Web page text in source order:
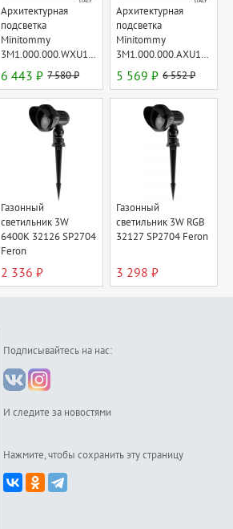
Архитектурная
подсветка
Minitommy
3M1.000.000.WXU1L
Fumagalli
6 443 ₽ 7 580 ₽
Архитектурная
подсветка
Minitommy
3M1.000.000.AXU1L
Fumagalli
5 569 ₽ 6 552 ₽
Газонный
светильник 3W
6400К 32126 SP2704
Feron
2 336 ₽
Газонный
светильник 3W RGB
32127 SP2704 Feron
3 298 ₽
Подписывайтесь на нас:
И следите за новостями
Нажмите, чтобы сохранить эту страницу